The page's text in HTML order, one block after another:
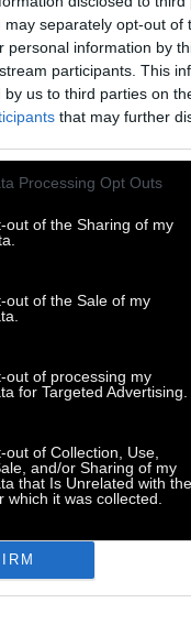
may separately opt-out of
personal information by
participants. This
by us to third parties on
that may further
Processing Opt Outs
out of the Sharing of my
out of the Sale of my
out of processing my
for Targeted Advertising.
out of Collection, Use,
and/or Sharing of my
that Is Unrelated with the
which it was collected.
και
Το κλάδεμα της
χρόνο στις αρχές
η παγωνιά
αφαιρούμε τα
τους
τους λαίμαργους